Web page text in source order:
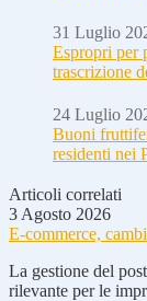
31 Luglio
Espropri per
trascrizione
24 Luglio
Buoni
residenti nei
Articoli correlati
3 Agosto 2026
E-commerce,
La gestione del
rilevante per le